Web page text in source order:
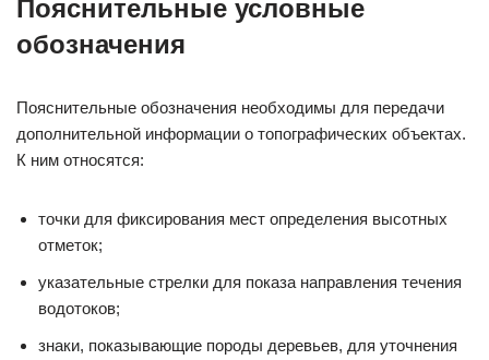
Пояснительные условные
обозначения
Пояснительные обозначения необходимы для передачи
дополнительной информации о топографических объектах.
К ним относятся:
точки для фиксирования мест определения высотных
отметок;
указательные стрелки для показа направления течения
водотоков;
знаки, показывающие породы деревьев, для уточнения